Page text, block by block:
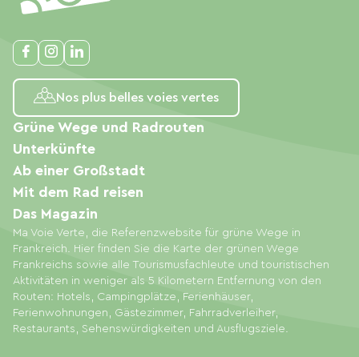
Nos plus belles voies vertes
Ma Voie Verte, die Referenzwebsite für grüne Wege in
Frankreich. Hier finden Sie die Karte der grünen Wege
Frankreichs sowie alle Tourismusfachleute und touristischen
Aktivitäten in weniger als 5 Kilometern Entfernung von den
Routen: Hotels, Campingplätze, Ferienhäuser,
Ferienwohnungen, Gästezimmer, Fahrradverleiher,
Restaurants, Sehenswürdigkeiten und Ausflugsziele.
Grüne Wege und Radrouten
Unterkünfte
Ab einer Großstadt
Mit dem Rad reisen
Das Magazin